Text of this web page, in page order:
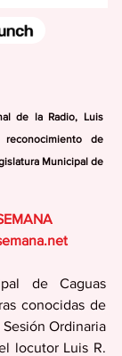
de la Radio, Luis
de
Municipal de
de Caguas
conocidas de
Ordinaria
locutor Luis R.